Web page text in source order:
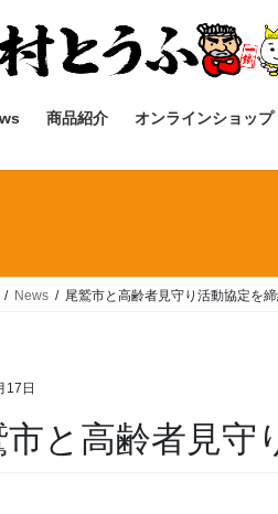
商品紹介 オンラインショップ
News 尾鷲市と高齢者見守り活動協定を
17日
市と高齢者見守